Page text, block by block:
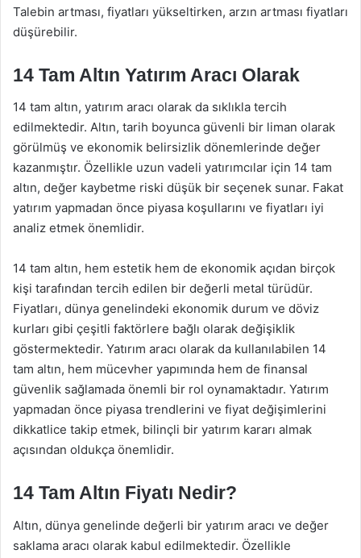
Talebin artması, fiyatları yükseltirken, arzın artması fiyatları
düşürebilir.
14 Tam Altın Yatırım Aracı Olarak
14 tam altın, yatırım aracı olarak da sıklıkla tercih
edilmektedir. Altın, tarih boyunca güvenli bir liman olarak
görülmüş ve ekonomik belirsizlik dönemlerinde değer
kazanmıştır. Özellikle uzun vadeli yatırımcılar için 14 tam
altın, değer kaybetme riski düşük bir seçenek sunar. Fakat
yatırım yapmadan önce piyasa koşullarını ve fiyatları iyi
analiz etmek önemlidir.
14 tam altın, hem estetik hem de ekonomik açıdan birçok
kişi tarafından tercih edilen bir değerli metal türüdür.
Fiyatları, dünya genelindeki ekonomik durum ve döviz
kurları gibi çeşitli faktörlere bağlı olarak değişiklik
göstermektedir. Yatırım aracı olarak da kullanılabilen 14
tam altın, hem mücevher yapımında hem de finansal
güvenlik sağlamada önemli bir rol oynamaktadır. Yatırım
yapmadan önce piyasa trendlerini ve fiyat değişimlerini
dikkatlice takip etmek, bilinçli bir yatırım kararı almak
açısından oldukça önemlidir.
14 Tam Altın Fiyatı Nedir?
Altın, dünya genelinde değerli bir yatırım aracı ve değer
saklama aracı olarak kabul edilmektedir. Özellikle